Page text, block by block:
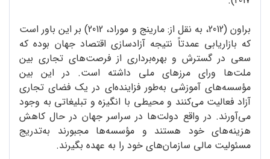
براون (2012، به نقل از: مارینج و موراد، 2012) بر این باور است
که بازاریابی عمدتاً نتیجه آزادسازی اقتصاد جهان بوده که
سعی در گسترش و بهره‌برداری از فرصت‌های تجاری بین
ملت‌ها ورای مرزهای ملی داشته است. در این بین
مؤسسه‌های آموزشی به‌طور فزاینده‌ای در یک فضای تجاری
آزاد فعالیت می‌کنند و محیطی با انگیزه و تبلیغاتی به وجود
می‌آورند. در واقع دولت‌ها در سراسر جهان در حال کاهش
هزینه‌های خود هستند و مؤسسه‌ها مجبورند به‌تدریج
مسئولیت مالی سازمان‌های خود را به عهده بگیرند.